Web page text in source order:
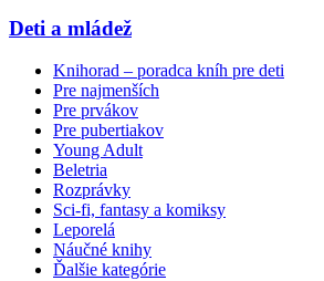
Deti a mládež
Knihorad – poradca kníh pre deti
Pre najmenších
Pre prvákov
Pre pubertiakov
Young Adult
Beletria
Rozprávky
Sci-fi, fantasy a komiksy
Leporelá
Náučné knihy
Ďalšie kategórie